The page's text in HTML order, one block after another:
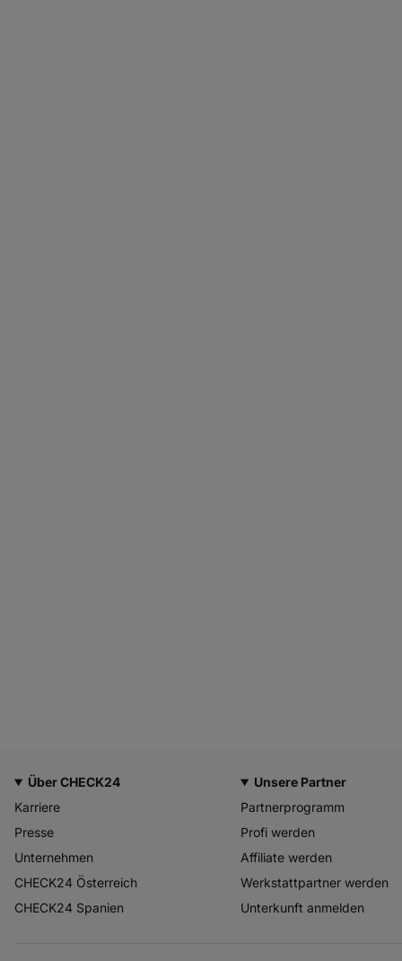
Über CHECK24
Karriere
Presse
Unternehmen
CHECK24 Österreich
CHECK24 Spanien
Unsere Partner
Partnerprogramm
Profi werden
Affiliate werden
Werkstattpartner werden
Unterkunft anmelden